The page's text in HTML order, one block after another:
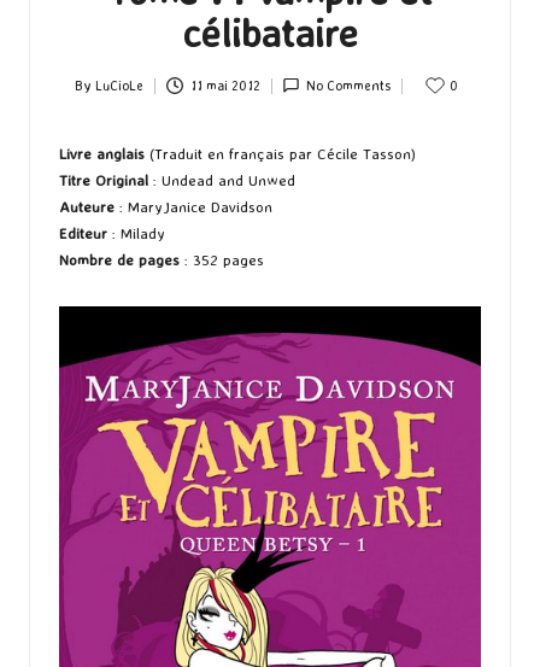
célibataire
Posted
By LuCioLe 11 mai 2012 No Comments 0
Livre anglais (Traduit en français par Cécile Tasson)
Titre Original : Undead and Unwed
Auteure : MaryJanice Davidson
Editeur : Milady
Nombre de pages : 352 pages